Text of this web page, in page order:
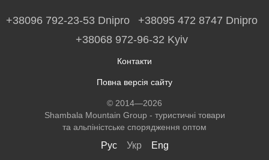
+38096 792-23-53 Dnipro
+38095 472 8747 Dnipro
+38068 972-96-32 Kyiv
Контакти
Повна версія сайту
© 2014—2026
Shambala Mountain Group - туристичні товари
та альпіністське спорядження оптом
Рус Укр Eng